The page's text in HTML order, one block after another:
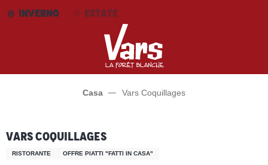
AllerINVERNO ESTATE
Casa Vars Coquillages
Vars Coquillages
RISTORANTE OFFRE PIATTI "FATTI IN CASA"